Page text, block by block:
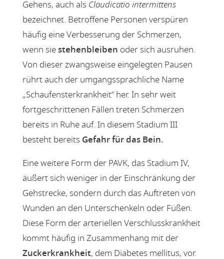
Gehens, auch als Claudicatio intermittens
bezeichnet. Betroffene Personen verspüren
häufig eine Verbesserung der Schmerzen,
wenn sie stehenbleiben oder sich ausruhen.
Von dieser zwangsweise eingelegten Pausen
rührt auch der umgangssprachliche Name
„Schaufensterkrankheit“ her. In sehr weit
fortgeschrittenen Fällen treten Schmerzen
bereits in Ruhe auf. In diesem Stadium III
besteht bereits Gefahr für das Bein.
Eine weitere Form der PAVK, das Stadium IV,
äußert sich weniger in der Einschränkung der
Gehstrecke, sondern durch das Auftreten von
Wunden an den Unterschenkeln oder Füßen.
Diese Form der arteriellen Verschlusskrankheit
kommt häufig in Zusammenhang mit der
Zuckerkrankheit, dem Diabetes mellitus, vor.